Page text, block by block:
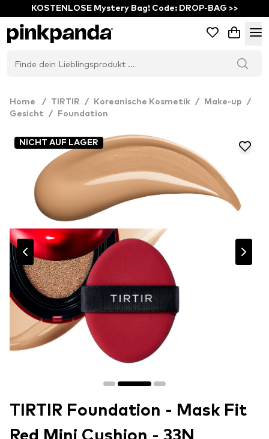
KOSTENLOSE Mystery Bag! Code: DROP-BAG >>
Home / TIRTIR / Koreanische Kosmetik / Make-up
/
Gesicht
/ Foundation
NICHT AUF LAGER
TIRTIR Foundation - Mask Fit